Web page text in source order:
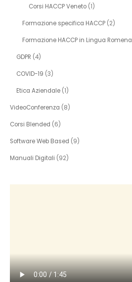
Corsi HACCP Veneto (1)
Formazione specifica HACCP (2)
Formazione HACCP in Lingua Romena
GDPR (4)
COVID-19 (3)
Etica Aziendale (1)
VideoConferenza (8)
Corsi Blended (6)
Software Web Based (9)
Manuali Digitali (92)